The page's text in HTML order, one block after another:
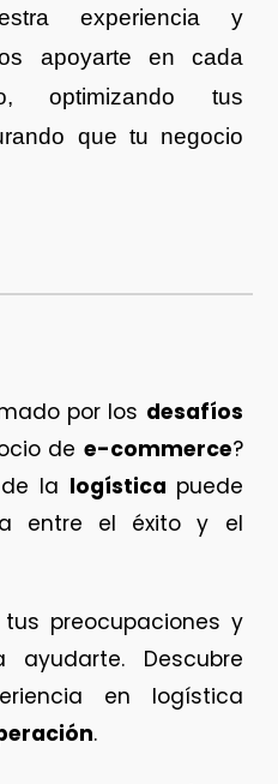
experiencia y
apoyarte en cada
optimizando tus
que tu negocio
por los desafíos
de e-commerce?
la logística puede
entre el éxito y el
preocupaciones y
Descubre
en logística
.